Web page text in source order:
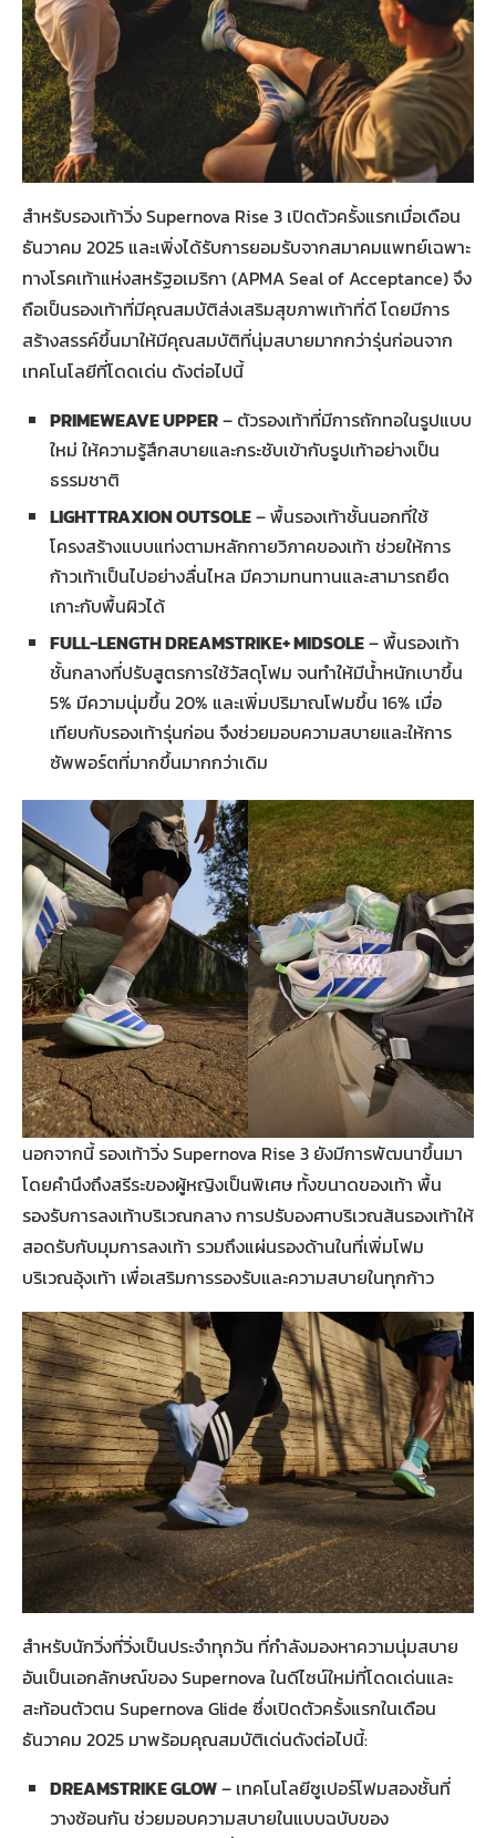
สำหรับรองเท้าวิ่ง Supernova Rise 3 เปิดตัวครั้งแรกเมื่อเดือน
ธันวาคม 2025 และเพิ่งได้รับการยอมรับจากสมาคมแพทย์เฉพาะ
ทางโรคเท้าแห่งสหรัฐอเมริกา (APMA Seal of Acceptance) จึง
ถือเป็นรองเท้าที่มีคุณสมบัติส่งเสริมสุขภาพเท้าที่ดี โดยมีการ
สร้างสรรค์ขึ้นมาให้มีคุณสมบัติที่นุ่มสบายมากกว่ารุ่นก่อนจาก
เทคโนโลยีที่โดดเด่น ดังต่อไปนี้
PRIMEWEAVE UPPER– ตัวรองเท้าที่มีการถักทอในรูปแบบ
ใหม่ ให้ความรู้สึกสบายและกระชับเข้ากับรูปเท้าอย่างเป็น
ธรรมชาติ
LIGHTTRAXION OUTSOLE– พื้นรองเท้าชั้นนอกที่ใช้
โครงสร้างแบบแท่งตามหลักกายวิภาคของเท้า ช่วยให้การ
ก้าวเท้าเป็นไปอย่างลื่นไหล มีความทนทานและสามารถยึด
เกาะกับพื้นผิวได้
FULL-LENGTH DREAMSTRIKE+ MIDSOLE– พื้นรองเท้า
ชั้นกลางที่ปรับสูตรการใช้วัสดุโฟม จนทำให้มีน้ำหนักเบาขึ้น
5% มีความนุ่มขึ้น 20% และเพิ่มปริมาณโฟมขึ้น 16% เมื่อ
เทียบกับรองเท้ารุ่นก่อน จึงช่วยมอบความสบายและให้การ
ซัพพอร์ตที่มากขึ้นมากกว่าเดิม
นอกจากนี้ รองเท้าวิ่ง Supernova Rise 3 ยังมีการพัฒนาขึ้นมา
โดยคำนึงถึงสรีระของผู้หญิงเป็นพิเศษ ทั้งขนาดของเท้า พื้น
รองรับการลงเท้าบริเวณกลาง การปรับองศาบริเวณส้นรองเท้าให้
สอดรับกับมุมการลงเท้า รวมถึงแผ่นรองด้านในที่เพิ่มโฟม
บริเวณอุ้งเท้า เพื่อเสริมการรองรับและความสบายในทุกก้าว
สำหรับนักวิ่งที่วิ่งเป็นประจำทุกวัน ที่กำลังมองหาความนุ่มสบาย
อันเป็นเอกลักษณ์ของ Supernova ในดีไซน์ใหม่ที่โดดเด่นและ
สะท้อนตัวตน Supernova Glide ซึ่งเปิดตัวครั้งแรกในเดือน
ธันวาคม 2025 มาพร้อมคุณสมบัติเด่นดังต่อไปนี้:
DREAMSTRIKE GLOW– เทคโนโลยีซูเปอร์โฟมสองชั้นที่
วางซ้อนกัน ช่วยมอบความสบายในแบบฉบับของ